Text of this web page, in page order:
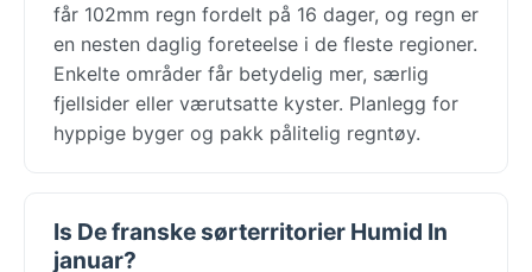
får 102mm regn fordelt på 16 dager, og regn er
en nesten daglig foreteelse i de fleste regioner.
Enkelte områder får betydelig mer, særlig
fjellsider eller værutsatte kyster. Planlegg for
hyppige byger og pakk pålitelig regntøy.
Is De franske sørterritorier Humid In
januar?